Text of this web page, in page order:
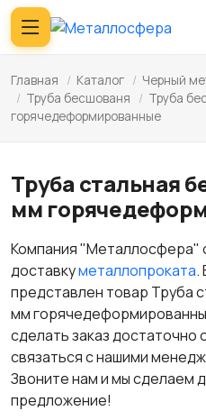
Главная / Каталог / Черный
/ Труба бесшованя / Труба
горячедеформированные
Труба стальная
мм
Компания "Металлосфера"
доставкуметаллопроката.
представлен товар Труба
мм
сделать заказ достаточно
связаться с нашими
Звоните нам и мы сделаем
предложение!